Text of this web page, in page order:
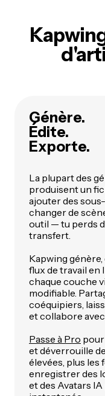
Génère.
Édite.
Exporte.
La plupart des
produisent un
ajouter des
changer de
outil — tu perds
transfert.
Kapwing
flux de travail en
chaque couche
modifiable.
coéquipiers,
et collabore
Passe à Pro
et déverrouille
élevées, plus
enregistrer des
et des Avatars